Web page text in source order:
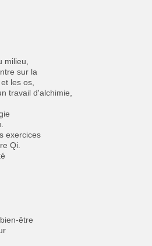
sur la
les os,
travail d'alchimie,
exercices
Qi.
être